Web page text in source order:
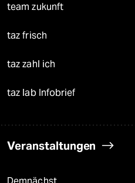
team zukunft
taz frisch
taz zahl ich
taz lab Infobrief
Veranstaltungen
Demnächst